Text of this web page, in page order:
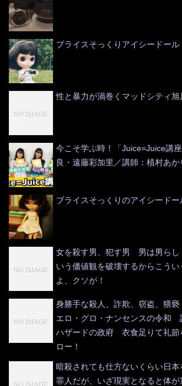
ブライスそっくりアイシードー
性と暴力が渦巻くマッドシティ旭
今こそ学ぶ時！「Juice=Juice講
良・遠藤彩加里／講師：植村あか
ブライスそっくりのアイシードー
女を殺す男、犯す男 男は男らし
いう価値観を破壊するからこう
よ、クソが！
身勝手な殺人、詐欺、窃盗、猥
エロ・グロ・ナンセンスの令和
ハザードの政府 衣食足りて礼節
ロー！
暗殺されても仕方ないくらい日
罪人だが、いざ現実となると体